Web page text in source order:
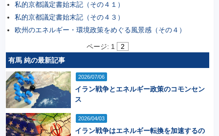
私的京都議定書始末記（その４１）
私的京都議定書始末記（その４３）
欧州のエネルギー・環境政策をめぐる風景感（その４）
ページ: 1
2
有馬 純の最新記事
2026/07/06
イラン戦争とエネルギー政策のコモンセン
ス
2026/04/03
イラン戦争はエネルギー転換を加速するの